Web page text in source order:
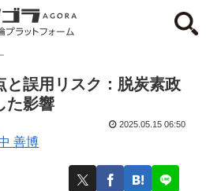
と誤用リスク：脱炭素政
た影響
善博
2025.05.15 06:50